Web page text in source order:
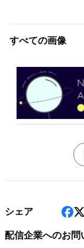
すべての画像
シェア
配信企業へのお問